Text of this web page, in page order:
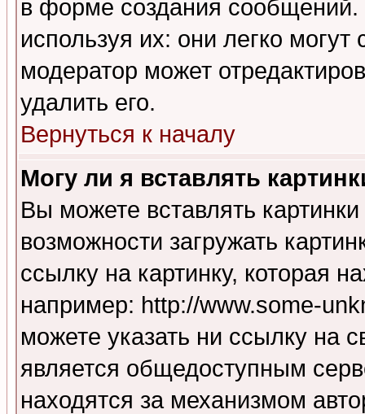
в форме создания сообщений.
используя их: они легко
модератор может
удалить его.
Вернуться к началу
Могу ли я вставлять
Вы можете вставлять
возможности загружать
ссылку на картинку, которая
например: http://www.some-
можете указать ни ссылку на
является общедоступным
находятся за механизмом